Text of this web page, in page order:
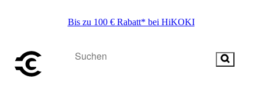
Bis zu 100 € Rabatt* bei HiKOKI